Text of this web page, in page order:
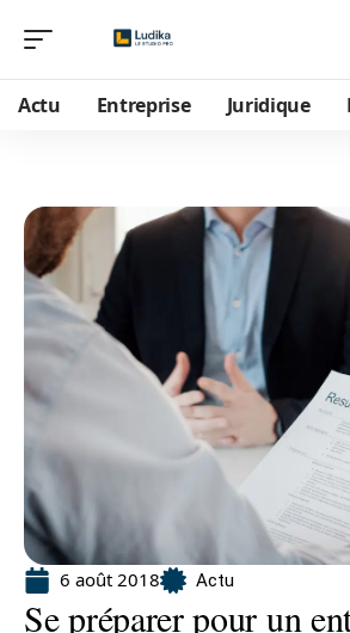
Actu Entreprise Juridique
6 août 2018 Actu
Se préparer pour un